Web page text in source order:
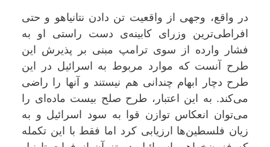
در واقع، وجهی از واقعیت تن دادن نتانیاهو و حتی
افراطی‌ترین وزرای کابینه‌‌ی دست راستی او به
فشار وارده از سوی ترامپ مبنی بر پذیرش این
طرح آنست که موارد مربوط به اسرائیل در این
طرح دچار ابهام چندانی هم نیستند و آنها را راضی
می‌کند. به این اعتبار، طرح صلح بیست ماده‌ای را
می‌توان انعکاس توازن قوا به سود اسرائیل و به
زیان فلسطین‌ها ارزیابی کرد اما فقط با این تکمله